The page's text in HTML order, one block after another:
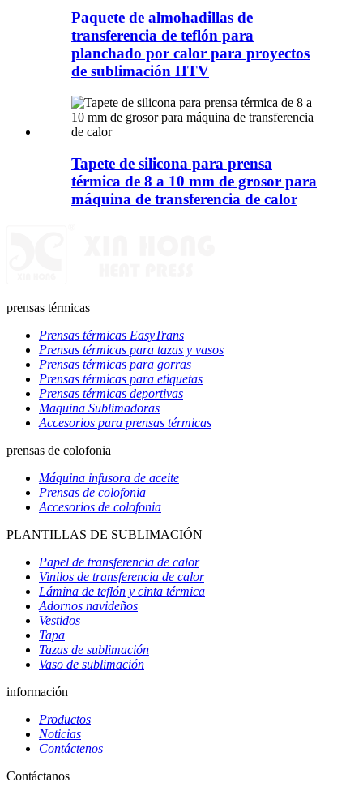
Paquete de almohadillas de
transferencia de teflón para
planchado por calor para proyectos
de sublimación HTV
Tapete de silicona para prensa
térmica de 8 a 10 mm de grosor para
máquina de transferencia de calor
prensas térmicas
Prensas térmicas EasyTrans
Prensas térmicas para tazas y vasos
Prensas térmicas para gorras
Prensas térmicas para etiquetas
Prensas térmicas deportivas
Maquina Sublimadoras
Accesorios para prensas térmicas
prensas de colofonia
Máquina infusora de aceite
Prensas de colofonia
Accesorios de colofonia
PLANTILLAS DE SUBLIMACIÓN
Papel de transferencia de calor
Vinilos de transferencia de calor
Lámina de teflón y cinta térmica
Adornos navideños
Vestidos
Tapa
Tazas de sublimación
Vaso de sublimación
información
Productos
Noticias
Contáctenos
Contáctanos